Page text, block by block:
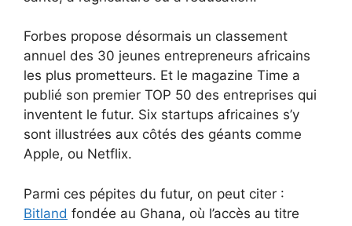
Forbes propose désormais un classement
annuel des 30 jeunes entrepreneurs africains
les plus prometteurs. Et le magazine Time a
publié son premier TOP 50 des entreprises qui
inventent le futur. Six startups africaines s’y
sont illustrées aux côtés des géants comme
Apple, ou Netflix.
Parmi ces pépites du futur, on peut citer :
Bitland fondée au Ghana, où l’accès au titre